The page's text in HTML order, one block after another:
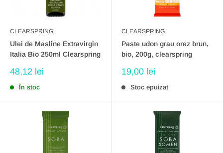
CLEARSPRING
Ulei de Masline Extravirgin
Italia Bio 250ml Clearspring
Preț
48,12 lei
În stoc
CLEARSPRING
Paste udon grau orez brun,
bio, 200g, clearspring
Preț
19,00 lei
Stoc epuizat